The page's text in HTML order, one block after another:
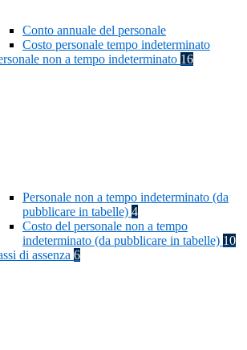
Conto annuale del personale
Costo personale tempo indeterminato
non a tempo indeterminato 16
Personale non a tempo indeterminato (da
pubblicare in tabelle) 4
Costo del personale non a tempo
indeterminato (da pubblicare in tabelle) 10
di assenza 6